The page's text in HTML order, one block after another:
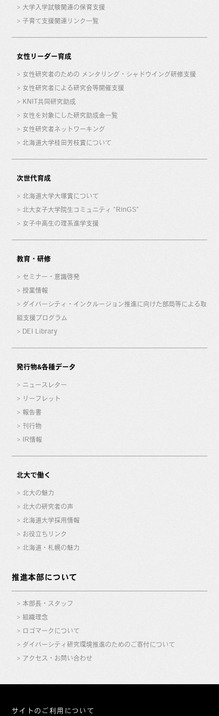
大学入学試験関連の保育支援
子育て支援関連リンク一覧
女性リーダー育成
女性研究者のための メンタリング・シャドウイング研修支援
女性研究者による研究会等開催支援
KNIT共同研究助成
女性を対象にした研究助成金一覧
女性研究者ネットワーキング
北海道大学桂田芳枝賞について
次世代育成
北海道大学大塚賞について
北大女子大学院生コミュニティ “RinGS”
女子中高生の理系進学支援
教育・研修
セミナー・意識啓発
授業情報
ダイバーシティ・インクルージョン推進に向けた部局等による取
組支援プログラム
DEI Library
発行物&各種データ
ニュースレター
リーフレット
報告書
刊行物
IR情報
北大で働く
北大の魅力
北大の研究者の声
北海道大学採用情報
お役立ちリンク
北海道・札幌の魅力
推進本部について
本部長・スタッフ
組織理念
ロゴマークについて
ダイバーシティ研究環境推進のためのご寄付について
アクセス・お問い合わせ
サイトのご利用について